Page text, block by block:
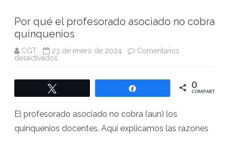
Por qué el profesorado asociado no cobra
quinquenios
CGT 23 de enero de 2024
Comentarios
desactivados
el
quinquenios
0
COMPARTIR
El profesorado asociado no cobra (aun) los
quinquenios docentes. Aquí explicamos las razones